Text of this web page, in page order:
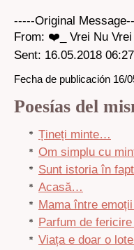
-----Original
From: ❤️_ Vrei Nu
Sent: 16.05.2018
Fecha de publicación 16/
Poesías del
Țineți minte…
Om simplu cu
Sunt istoria în
Acasă…
Mama între
Parfum de
Viața e doar o